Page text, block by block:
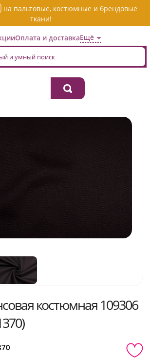
на пальтовые, костюмные и брендовые
ткани!
Оплата и доставкаЕщё
Ткань джинсовая
костюмная 109306